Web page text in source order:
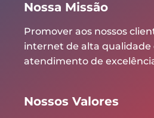
Nossa Missão
Promover aos nossos
internet de alta qualidade
atendimento de
Nossos Valores